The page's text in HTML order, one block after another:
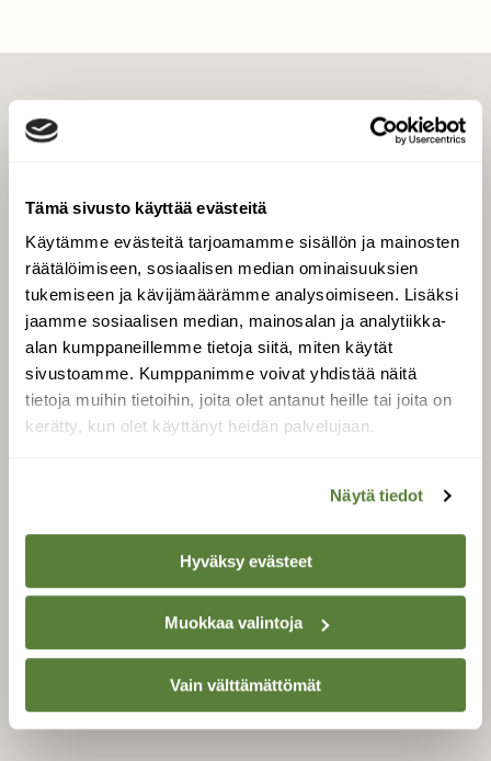
Tämä sivusto käyttää evästeitä
Käytämme evästeitä tarjoamamme sisällön ja mainosten
räätälöimiseen, sosiaalisen median ominaisuuksien
tukemiseen ja kävijämäärämme analysoimiseen. Lisäksi
jaamme sosiaalisen median, mainosalan ja analytiikka-
alan kumppaneillemme tietoja siitä, miten käytät
sivustoamme. Kumppanimme voivat yhdistää näitä
tietoja muihin tietoihin, joita olet antanut heille tai joita on
kerätty, kun olet käyttänyt heidän palvelujaan.
Näytä tiedot
Hyväksy evästeet
Muokkaa valintoja
Vain välttämättömät
Tilaa digilukuoikeus
Äänestä parasta juttua
Tilaa uutiskirje
SUOMEN LUONNON­
SUOJELU­LIITTO
Suomen Luonto -lehden
luonnonsuojelu­liitto.